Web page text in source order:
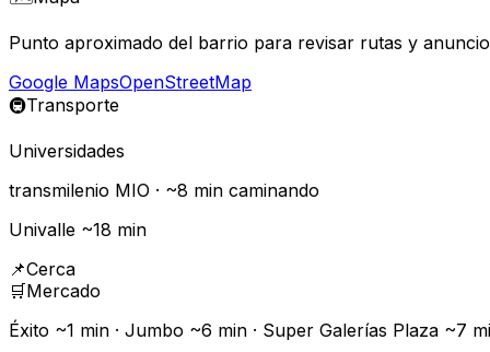
Punto aproximado del barrio para revisar rutas y
Google MapsOpenStreetMap
🚇Transporte
Universidades
transmilenio MIO · ~8 min caminando
Univalle ~18 min
📌Cerca
🛒Mercado
Éxito ~1 min · Jumbo ~6 min · Super Galerías Plaza ~7